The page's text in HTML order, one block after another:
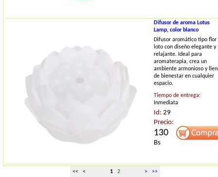
Difusor de aroma Lotus
Lamp, color blanco
Difusor aromático tipo flor
loto con diseño elegante y
relajante. Ideal para
aromaterapia, crea un
ambiente armonioso y
de bienestar en cualquier
espacio.
Tiempo de entrega:
Inmediata
Id: 29
Precio:
130
Bs
<< < 1 2 > >>